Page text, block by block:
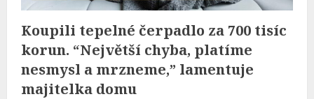
Koupili tepelné čerpadlo za 700 tisíc
korun. “Největší chyba, platíme
nesmysl a mrzneme,” lamentuje
majitelka domu